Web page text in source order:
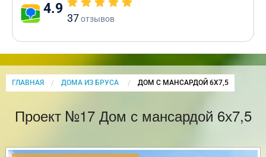
4.9
37отзывов
ГЛАВНАЯ ДОМА ИЗ БРУСА CURRENT:
ДОМ С МАНСАРДОЙ 6Х7,5
Проект №17 Дом с мансардой 6х7,5